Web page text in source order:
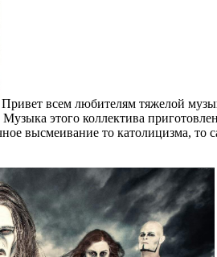
Привет всем любителям тяжелой
этого коллектива
высмеивание то католицизма, то